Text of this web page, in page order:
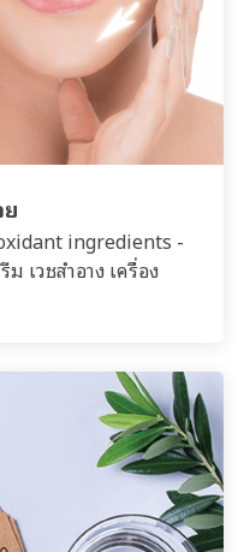
ingredients -
เวชสำอาง เครื่อง